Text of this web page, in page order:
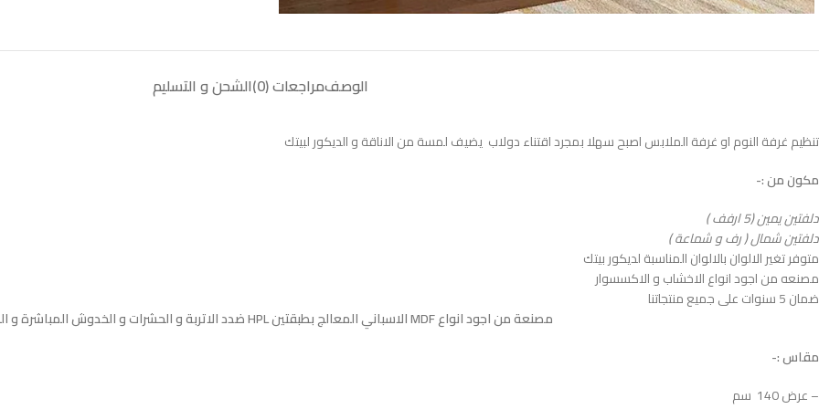
الوصفمراجعات (0) الشحن و التسليم
تنظيم غرفة النوم او غرفة الملابس اصبح سهلا بمجرد اقتناء دولاب يضيف لمسة من الاناقة و الديكور لبيتك
مكون من :-
دلفتين يمين (5 ارفف )
دلفتين شمال ( رف و شماعة )
متوفر تغير الالوان بالالوان المناسبة لديكور بيتك
مصنعه من اجود انواع الاخشاب و الاكسسوار
ضمان 5 سنوات على جميع منتجاتنا
مصنعة من اجود انواع MDF الاسباني المعالج بطبقتين HPL ضدد الاتربة و الحشرات و الخدوش المباشرة و الرطوبة
مقاس :-
– عرض 140 سم